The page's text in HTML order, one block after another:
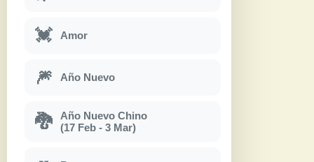
💓 Amor
🎆 Año Nuevo
🐉
Año Nuevo Chino
(17 Feb - 3 Mar)